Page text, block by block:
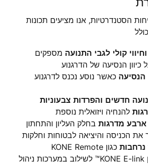
הסטנדרטיות, אנו מציעים תכונות
קולי לגבי התנועה מספקים
כיוון הנסיעה של הדרגנוע
הנסיעה כאשר נוסע נכנס לדרגנוע
חדשים והפרדות צבעוניות
להנחיה ויזואלית נוספת
מדרגות בחלק העליון והתחתון
את הכניסה והיציאה לבטוחות וחלקות
נרחבות
כגון KONE Remote
Monitoring™ וכן KONE E-link™ לשילוב במערכות ניהול